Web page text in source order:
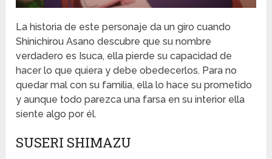
La historia de este personaje da un giro cuando
Shinichirou Asano descubre que su nombre
verdadero es Isuca, ella pierde su capacidad de
hacer lo que quiera y debe obedecerlos. Para no
quedar mal con su familia, ella lo hace su prometido
y aunque todo parezca una farsa en su interior ella
siente algo por él.
SUSERI SHIMAZU